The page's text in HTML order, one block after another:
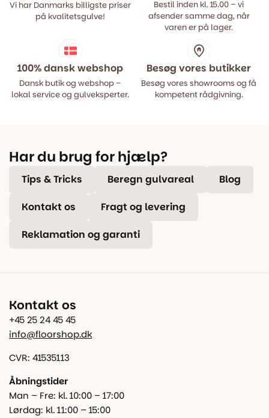
Vi har Danmarks billigste priser
på kvalitetsgulve!
Bestil inden kl. 15.00 – vi
afsender samme dag, når
varen er på lager.
100% dansk webshop
Dansk butik og webshop –
lokal service og gulveksperter.
Besøg vores butikker
Besøg vores showrooms og få
kompetent rådgivning.
Har du brug for hjælp?
Tips & Tricks Beregn gulvareal Blog
Kontakt os Fragt og levering
Reklamation og garanti
Kontakt os
+45 25 24 45 45
info@floorshop.dk
CVR: 41535113
Åbningstider
Man – Fre: kl. 10:00 – 17:00
Lørdag: kl. 11:00 – 15:00